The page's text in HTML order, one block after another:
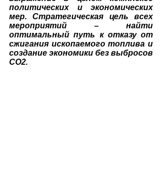
политических и экономических
мер. Стратегическая цель всех
мероприятий – найти
оптимальный путь к отказу от
сжигания ископаемого топлива и
создание экономики без выбросов
СО2.